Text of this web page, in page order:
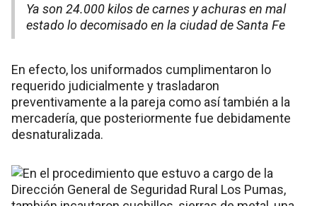
Ya son 24.000 kilos de carnes y achuras en mal
estado lo decomisado en la ciudad de Santa Fe
En efecto, los uniformados cumplimentaron lo
requerido judicialmente y trasladaron
preventivamente a la pareja como así también a la
mercadería, que posteriormente fue debidamente
desnaturalizada.